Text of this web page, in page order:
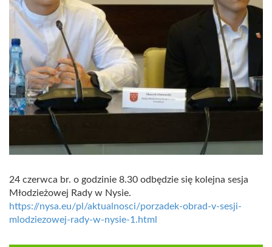
24 czerwca br. o godzinie 8.30 odbędzie się kolejna sesja
Młodzieżowej Rady w Nysie.
https://nysa.eu/pl/aktualnosci/porzadek-obrad-v-sesji-
mlodziezowej-rady-w-nysie-1.html